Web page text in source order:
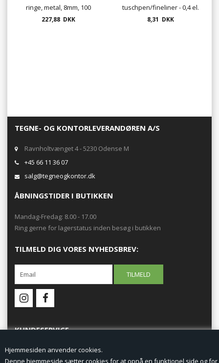
Hjemmesiden anvender cookies.
Denne hjemmeside sætter cookies for at opnå en funktionel side og for
ringe, metal, 8mm, 100
stk./ks.
227,88 DKK
tuschpen/fineliner - 0,4 el.
0,6 - sort
8,31 DKK
TEGNE- OG KONTORLEVERANDØREN A/S
Ravnholtvænget 4 - 5230 Odense M
+45 66 11 36 07
salg@tegneogkontor.dk
ÅBNINGSTIDER I BUTIKKEN
Mandag-Fredag: 8.00 - 17.00
Ring gerne for lagerstatus inden besøg i butikken
TILMELD DIG VORES NYHEDSBREV:
KUNDESERVICE
Forside